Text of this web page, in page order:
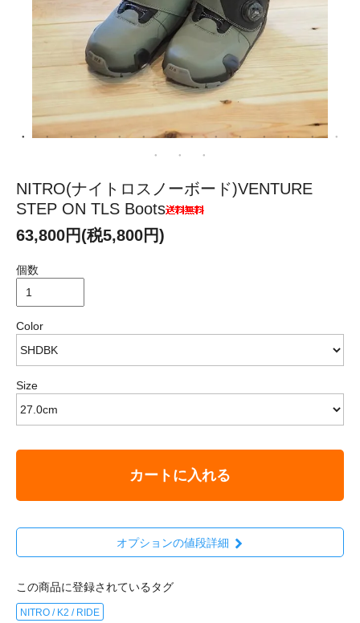
NITRO(ナイトロスノーボード)VENTURE
STEP ON TLS Boots
63,800円(税5,800円)
個数
Color
Size
カートに入れる
オプションの値段詳細
この商品に登録されているタグ
NITRO / K2 / RIDE